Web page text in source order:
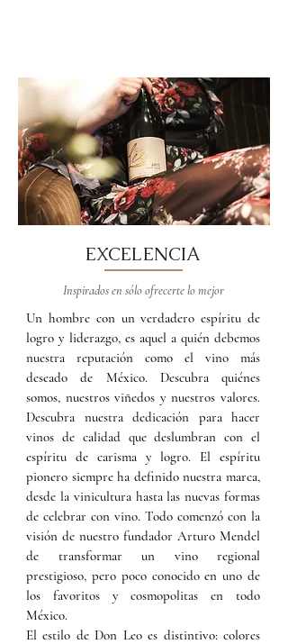
EXCELENCIA
Inspirados en sólo ofrecerte lo mejor
Un hombre con un verdadero espíritu de
logro y liderazgo, es aquel a quién debemos
nuestra reputación como el vino más
deseado de México. Descubra quiénes
somos, nuestros viñedos y nuestros valores.
Descubra nuestra dedicación para hacer
vinos de calidad que deslumbran con el
espíritu de carisma y logro. El espíritu
pionero siempre ha definido nuestra marca,
desde la vinicultura hasta las nuevas formas
de celebrar con vino. Todo comenzó con la
visión de nuestro fundador Arturo Mendel
de transformar un vino regional
prestigioso, pero poco conocido en uno de
los favoritos y cosmopolitas en todo
México.
El estilo de Don Leo es distintivo: colores